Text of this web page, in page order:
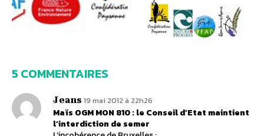
5 COMMENTAIRES
Jeans 19 mai 2012 à 22h26
Maïs OGM MON 810 : le Conseil d’Etat maintient
l’interdiction de semer